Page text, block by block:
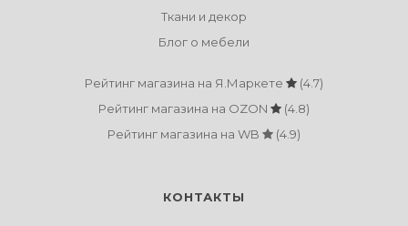
Ткани и декор
Блог о мебели
Рейтинг магазина на Я.Маркете
(4.7)
Рейтинг магазина на OZON
(4.8)
Рейтинг магазина на WB
(4.9)
КОНТАКТЫ